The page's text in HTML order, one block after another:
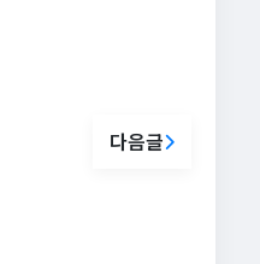
다음글